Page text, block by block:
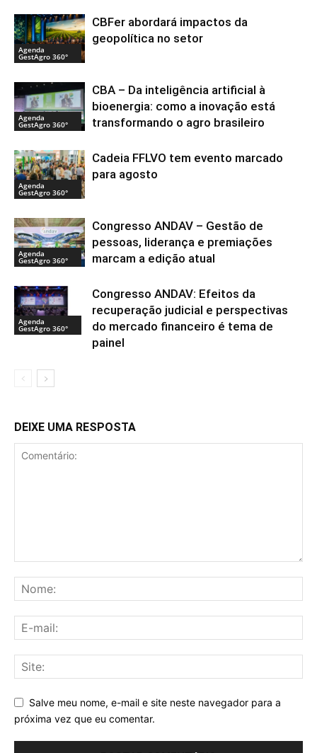
Agenda
GestAgro 360°
CBFer abordará impactos da
geopolítica no setor
Agenda
GestAgro 360°
CBA – Da inteligência artificial à
bioenergia: como a inovação está
transformando o agro brasileiro
Agenda
GestAgro 360°
Cadeia FFLVO tem evento marcado
para agosto
Agenda
GestAgro 360°
Congresso ANDAV – Gestão de
pessoas, liderança e premiações
marcam a edição atual
Agenda
GestAgro 360°
Congresso ANDAV: Efeitos da
recuperação judicial e perspectivas
do mercado financeiro é tema de
painel
DEIXE UMA RESPOSTA
Salve meu nome, e-mail e site neste navegador para a
próxima vez que eu comentar.